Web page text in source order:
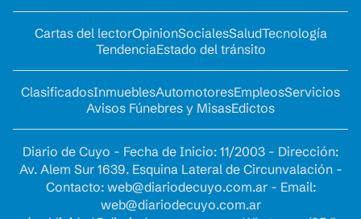
Cartas del lectorOpinionSocialesSaludTecnología
TendenciaEstado del tránsito
ClasificadosInmueblesAutomotoresEmpleosServicios
Avisos Fúnebres y MisasEdictos
Diario de Cuyo - Fecha de Inicio: 11/2003 - Dirección:
Av. Alem Sur 1639. Esquina Lateral de Circunvalación -
Contacto: web@diariodecuyo.com.ar- Email:
web@diariodecuyo.com.ar